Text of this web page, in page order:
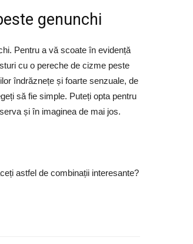
genunchi
Pentru a vă scoate în evidență
cu o pereche de cizme peste
îndrăznețe și foarte senzuale, de
să fie simple. Puteți opta pentru
și în imaginea de mai jos.
astfel de combinații interesante?